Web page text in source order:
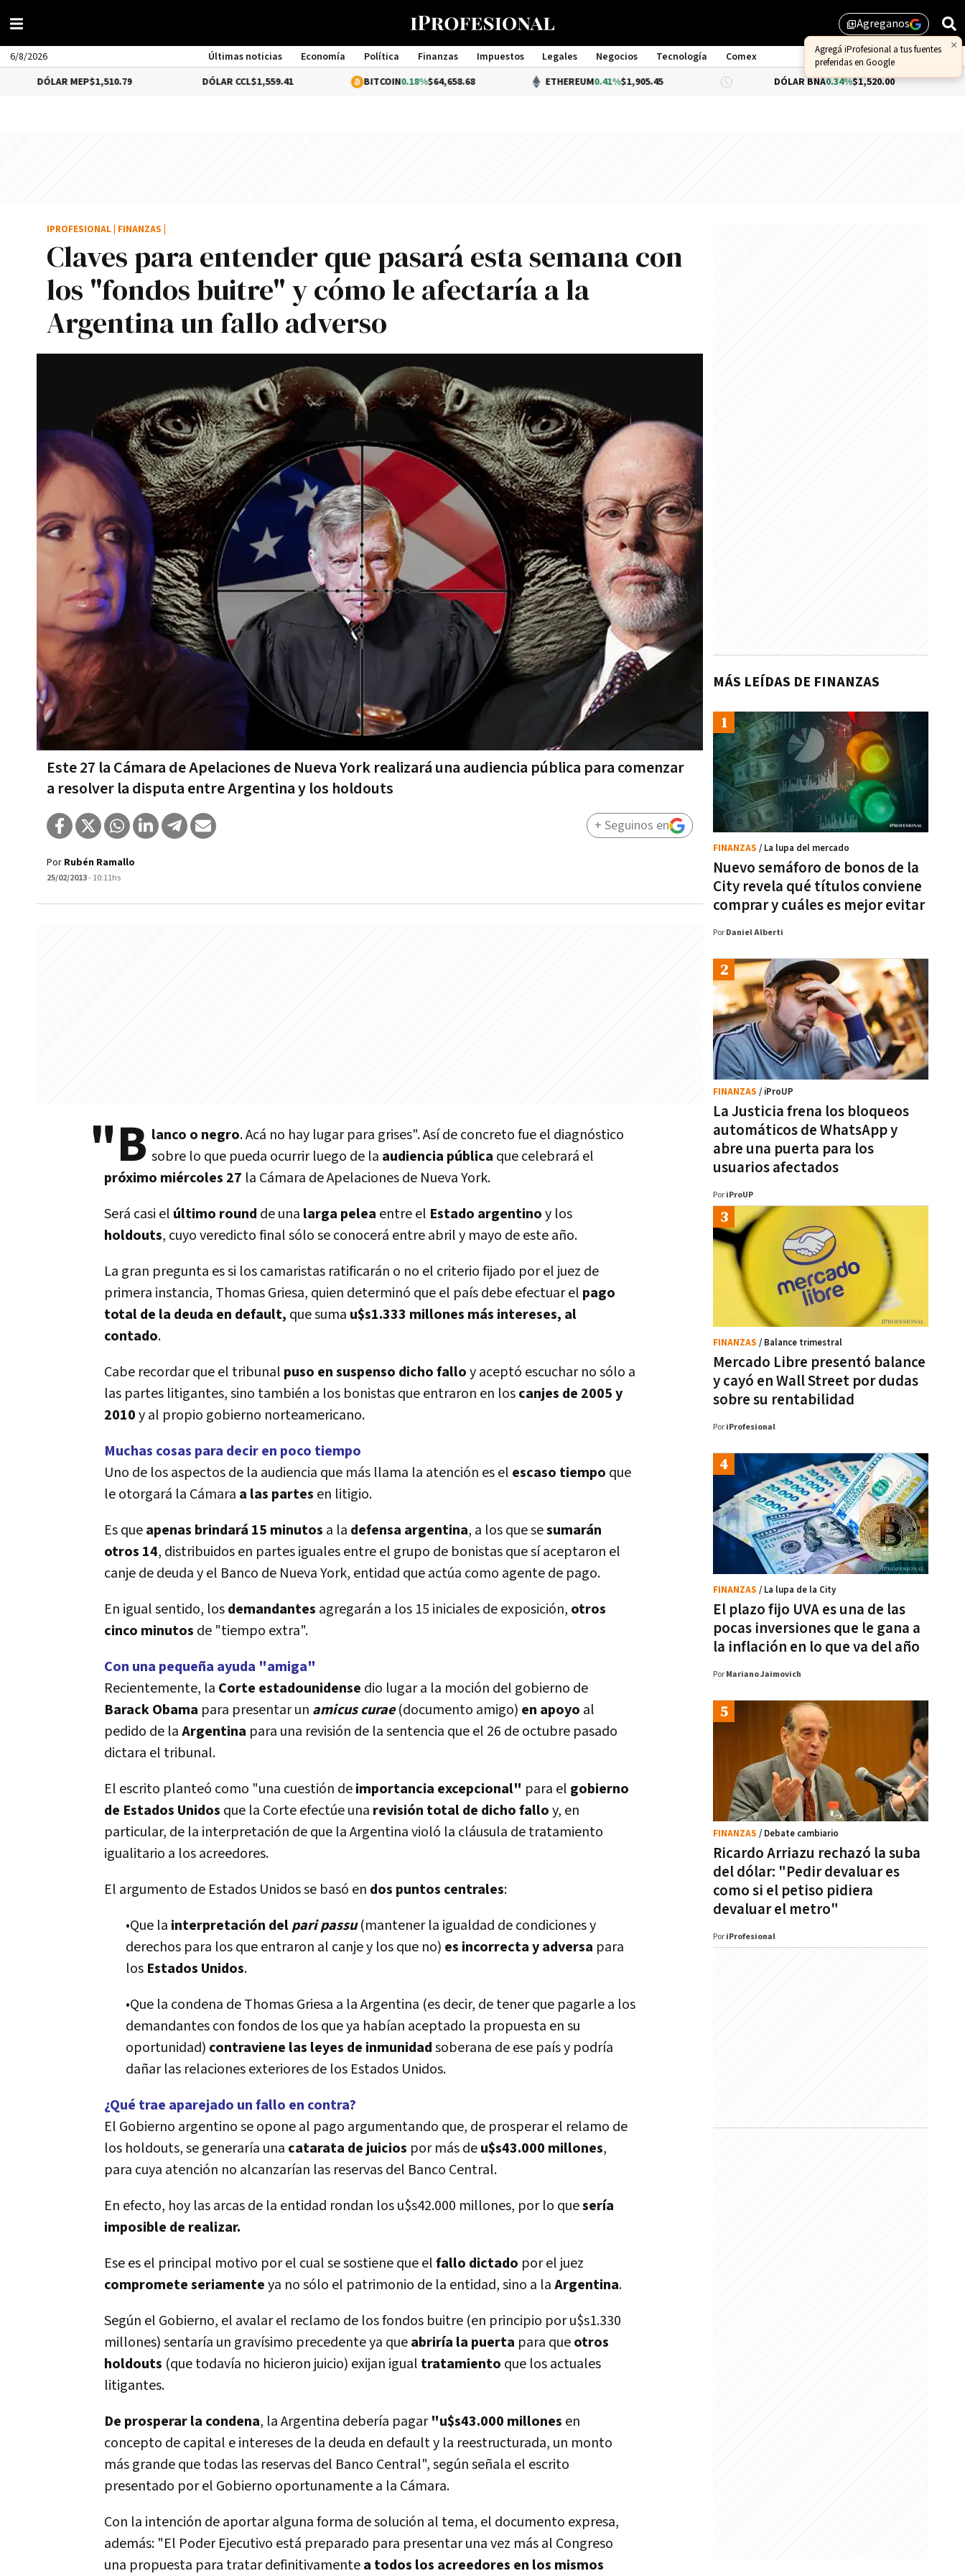
library_addAgreganos
×
Agregá iProfesional a tus fuentes
preferidas en Google
6/8/2026 Últimas noticias Economía Política Finanzas Impuestos Legales Negocios Tecnología
Comex
Management
MEP$1,510.79 $1,559.41 BITCOIN0.18%$64,658.68 ETHEREUM 0.41%$1,905.45 DÓLAR BNA0.34%$1,520.00 DÓLAR
Claves para entender que pasará esta semana con
los "fondos buitre" y cómo le afectarí­a a la
Argentina un fallo adverso
Este 27 la Cámara de Apelaciones de Nueva York realizará una audiencia pública para comenzar
a resolver la disputa entre Argentina y los holdouts
IPROFESIONAL FINANZAS
Por Rubén Ramallo
25/02/2013- 10:11hs
+ Seguinos en
"B lanco o negro. Acá no hay lugar para grises". Así de concreto fue el diagnóstico
sobre lo que pueda ocurrir luego de la audiencia pública que celebrará el
próximo miércoles 27 la Cámara de Apelaciones de Nueva York.
Será casi el último round de una larga pelea entre el Estado argentinoy los
holdouts, cuyo veredicto final sólo se conocerá entre abril y mayo de este año.
La gran pregunta es si los camaristas ratificarán o no el criterio fijado por el juez de
primera instancia, Thomas Griesa, quien determinó que el país debe efectuar el pago
total de la deuda en default, que suma u$s1.333 millones más intereses, al
contado.
Cabe recordar que el tribunal puso en suspenso dicho falloy aceptó escuchar no sólo a
las partes litigantes, sino también a los bonistas que entraron en loscanjes de 2005 y
2010y al propio gobierno norteamericano.
Muchas cosas para decir en poco tiempo
Uno de los aspectos de la audiencia que más llama la atención es el escaso tiempo que
le otorgará la Cámara a las partes en litigio.
Es queapenas brindará 15 minutos a la defensa argentina, a los que sesumarán
otros 14, distribuidos en partes iguales entre el grupo de bonistas que sí aceptaron el
canje de deuda y el Banco de Nueva York, entidad que actúa como agente de pago.
En igual sentido, losdemandantes agregarán a los 15 iniciales de exposición, otros
cinco minutos de "tiempo extra".
Con una pequeña ayuda "amiga"
Recientemente, la Corte estadounidense dio lugar a la moción del gobierno de
Barack Obama para presentar un amicus curae(documento amigo) en apoyo al
pedido de laArgentina para una revisión de la sentencia que el 26 de octubre pasado
dictara el tribunal.
El escrito planteó como "una cuestión deimportancia excepcional" para el gobierno
de Estados Unidos que la Corte efectúe una revisión total de dicho falloy, en
particular, de la interpretación de que la Argentina violó la cláusula de tratamiento
igualitario a los acreedores.
El argumento de Estados Unidos se basó en dos puntos centrales:
•Que la interpretación delpari passu (mantener la igualdad de condiciones y
derechos para los que entraron al canje y los que no) es incorrecta y adversa para
los Estados Unidos.
•Que la condena de Thomas Griesa a la Argentina (es decir, de tener que pagarle a los
demandantes con fondos de los que ya habían aceptado la propuesta en su
oportunidad) contraviene las leyes de inmunidadsoberana de ese país y podría
dañar las relaciones exteriores de los Estados Unidos.
¿Qué trae aparejado un fallo en contra?
El Gobierno argentino se opone al pago argumentando que, de prosperar el relamo de
los holdouts, se generaría una catarata de juicios por más deu$s43.000 millones,
para cuya atención no alcanzarían las reservas del Banco Central.
En efecto, hoy las arcas de la entidad rondan los u$s42.000 millones, por lo quesería
imposible de realizar.
Ese es el principal motivo por el cual se sostiene que elfallo dictado por el juez
compromete seriamenteya no sólo el patrimonio de la entidad, sino a laArgentina.
Según el Gobierno, el avalar el reclamo de los fondos buitre (en principio por u$s1.330
millones) sentaría un gravísimo precedente ya queabriría la puerta para queotros
holdouts (que todavía no hicieron juicio) exijan igual tratamiento que los actuales
litigantes.
De prosperar la condena, la Argentina debería pagar"u$s43.000 millones en
concepto de capital e intereses de la deuda en default y la reestructurada, un monto
más grande que todas las reservas del Banco Central", según señala el escrito
presentado por el Gobierno oportunamente a la Cámara.
Con la intención de aportar alguna forma de solución al tema, el documento expresa,
además: "El Poder Ejecutivo está preparado para presentar una vez más al Congreso
una propuesta para tratar definitivamentea todos los acreedores en los mismos
MÁS LEÍDAS DE FINANZAS
Nuevo semáforo de bonos de la
City revela qué títulos conviene
comprar y cuáles es mejor evitar
FINANZAS / La lupa del mercado
Por Daniel Alberti
La Justicia frena los bloqueos
automáticos de WhatsApp y
abre una puerta para los
usuarios afectados
FINANZAS / iProUP
Por iProUP
Mercado Libre presentó balance
y cayó en Wall Street por dudas
sobre su rentabilidad
FINANZAS / Balance trimestral
Por iProfesional
El plazo fijo UVA es una de las
pocas inversiones que le gana a
la inflación en lo que va del año
FINANZAS / La lupa de la City
Por Mariano Jaimovich
Ricardo Arriazu rechazó la suba
del dólar: "Pedir devaluar es
como si el petiso pidiera
devaluar el metro"
FINANZAS / Debate cambiario
Por iProfesional